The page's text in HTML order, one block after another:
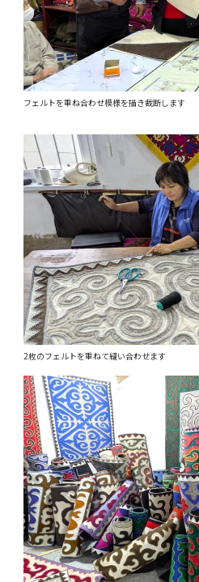
フェルトを重ね合わせ模様を描き裁断します
2枚のフェルトを重ねて縫い合わせます